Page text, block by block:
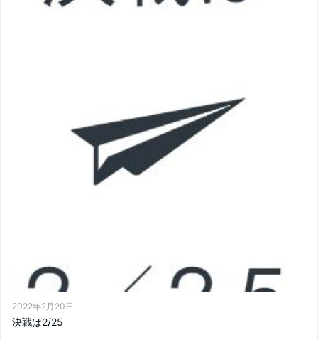
2022年2月20日
決戦は2/25